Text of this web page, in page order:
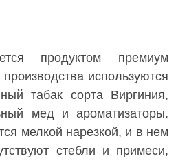
продуктом премиум
используются
табак сорта Виргиния,
мед и ароматизаторы.
мелкой нарезкой, и в нем
стебли и примеси,